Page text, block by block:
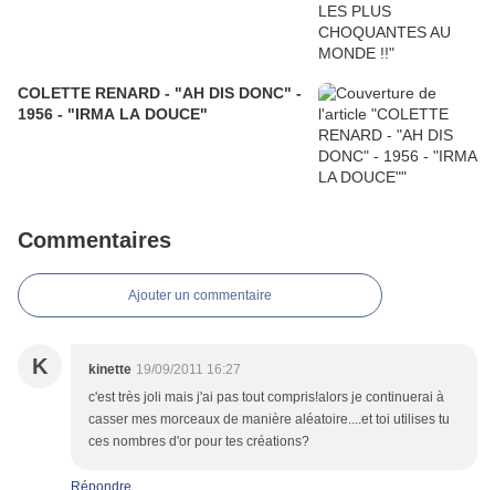
COLETTE RENARD - "AH DIS DONC" -
1956 - "IRMA LA DOUCE"
Commentaires
Ajouter un commentaire
K kinette 19/09/2011 16:27
c'est très joli mais j'ai pas tout compris!alors je continuerai à
casser mes morceaux de manière aléatoire....et toi utilises tu
ces nombres d'or pour tes créations?
Répondre